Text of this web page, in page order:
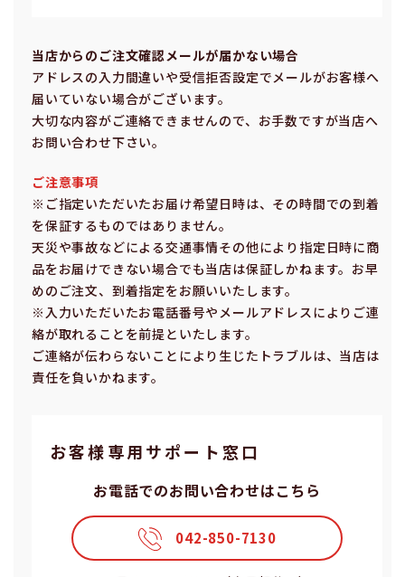
当店からのご注⽂確認メールが届かない場合
アドレスの⼊⼒間違いや受信拒否設定でメールがお客様へ
届いていない場合がございます。
⼤切な内容がご連絡できませんので、お⼿数ですが当店へ
お問い合わせ下さい。
ご注意事項
※ご指定いただいたお届け希望⽇時は、その時間での到着
を保証するものではありません。
天災や事故などによる交通事情その他により指定⽇時に商
品をお届けできない場合でも当店は保証しかねます。お早
めのご注⽂、到着指定をお願いいたします。
※⼊⼒いただいたお電話番号やメールアドレスによりご連
絡が取れることを前提といたします。
ご連絡が伝わらないことにより⽣じたトラブルは、当店は
責任を負いかねます。
お客様専⽤サポート窓⼝
お電話でのお問い合わせはこちら
042-850-7130